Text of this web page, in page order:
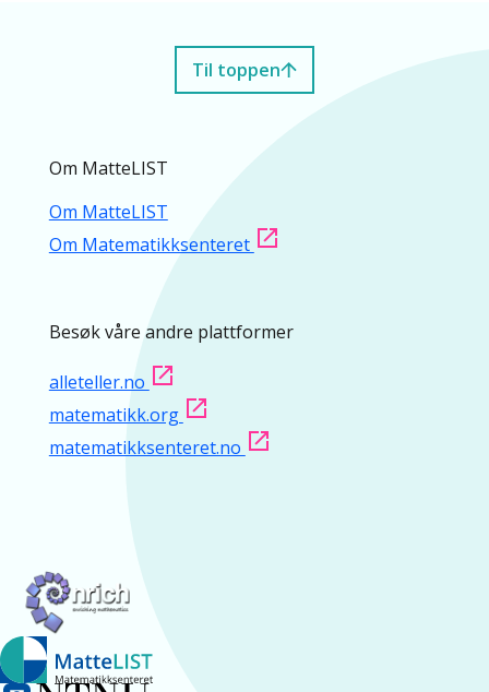
Til toppen
Om MatteLIST
Om MatteLIST
Om Matematikksenteret
Besøk våre andre plattformer
alleteller.no
matematikk.org
matematikksenteret.no